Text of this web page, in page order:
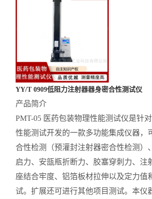
YY/T 0909低阻力注射器器身密合性测试仪
产品简介
PMT-05 医药包装物理性能测试仪是针
性能测试开发的一款多功能集成仪器，
合性检测（预灌封注射器密合性检测）
启力、安瓿瓶折断力、胶塞穿刺力、注
座结合牢度、铝箔板材拉伸以及定力值
试。扩展还可进行其他项目测试。本仪